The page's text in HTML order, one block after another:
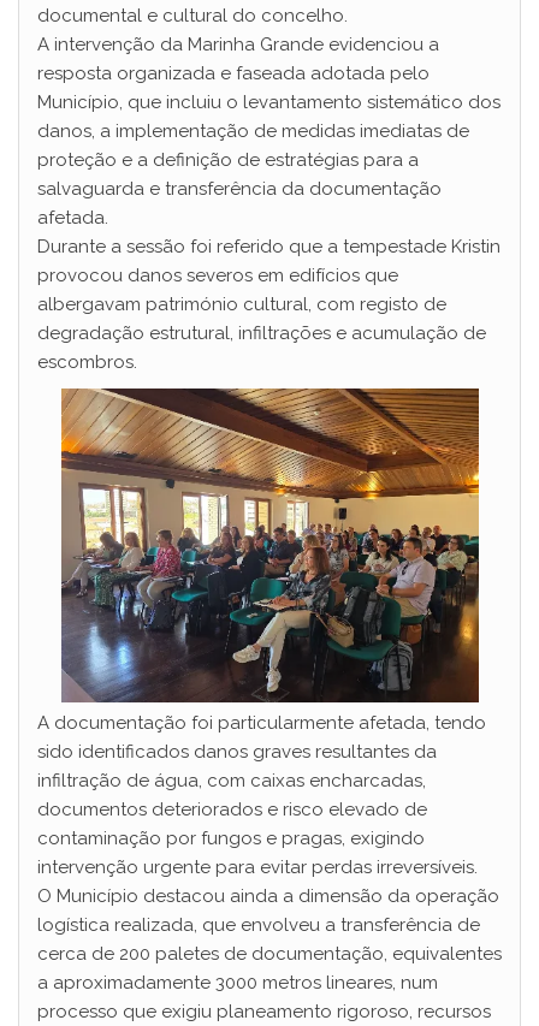
documental e cultural do concelho.
A intervenção da Marinha Grande evidenciou a
resposta organizada e faseada adotada pelo
Município, que incluiu o levantamento sistemático dos
danos, a implementação de medidas imediatas de
proteção e a definição de estratégias para a
salvaguarda e transferência da documentação
afetada.
Durante a sessão foi referido que a tempestade Kristin
provocou danos severos em edifícios que
albergavam património cultural, com registo de
degradação estrutural, infiltrações e acumulação de
escombros.
A documentação foi particularmente afetada, tendo
sido identificados danos graves resultantes da
infiltração de água, com caixas encharcadas,
documentos deteriorados e risco elevado de
contaminação por fungos e pragas, exigindo
intervenção urgente para evitar perdas irreversíveis.
O Município destacou ainda a dimensão da operação
logística realizada, que envolveu a transferência de
cerca de 200 paletes de documentação, equivalentes
a aproximadamente 3000 metros lineares, num
processo que exigiu planeamento rigoroso, recursos